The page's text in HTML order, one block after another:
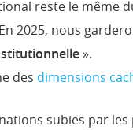
reste le même
2025, nous
».
des dimensions
subies par